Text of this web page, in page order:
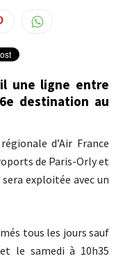
une ligne entre
destination au
d’Air France
de Paris-Orly et
exploitée avec un
tous les jours sauf
le samedi à 10h35